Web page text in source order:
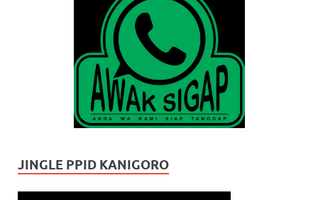
JINGLE PPID KANIGORO